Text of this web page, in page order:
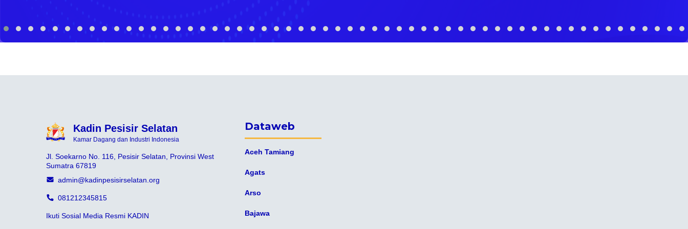
Kadin Pesisir Selatan
Kamar Dagang dan Industri Indonesia
Jl. Soekarno No. 116, Pesisir Selatan, Provinsi West
Sumatra 67819
admin@kadinpesisirselatan.org
081212345815
Ikuti Sosial Media Resmi KADIN
Dataweb
Aceh Tamiang
Agats
Arso
Bajawa